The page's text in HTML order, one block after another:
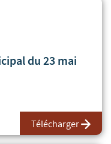
du 23 mai
Télécharger